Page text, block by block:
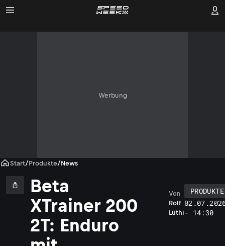
Werbung
Start/Produkte/News
Beta
XTrainer 200
2T: Enduro
Rolf
Lüthi
Von
PRODUKTE
- 14:30